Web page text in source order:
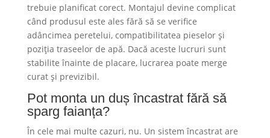
trebuie planificat corect. Montajul devine complicat
când produsul este ales fără să se verifice
adâncimea peretelui, compatibilitatea pieselor și
poziția traseelor de apă. Dacă aceste lucruri sunt
stabilite înainte de placare, lucrarea poate merge
curat și previzibil.
Pot monta un duș încastrat fără să
sparg faianța?
În cele mai multe cazuri, nu. Un sistem încastrat are